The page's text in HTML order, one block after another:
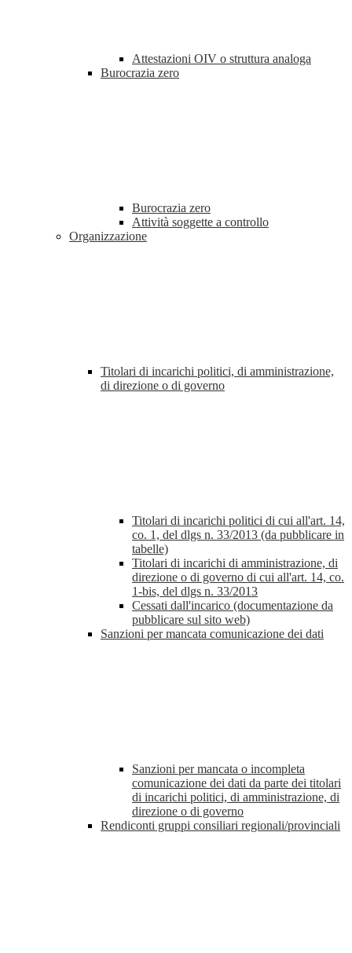
Attestazioni OIV o struttura analoga
Burocrazia zero
Burocrazia zero
Attività soggette a controllo
Organizzazione
Titolari di incarichi politici, di amministrazione,
di direzione o di governo
Titolari di incarichi politici di cui all'art. 14,
co. 1, del dlgs n. 33/2013 (da pubblicare in
tabelle)
Titolari di incarichi di amministrazione, di
direzione o di governo di cui all'art. 14, co.
1-bis, del dlgs n. 33/2013
Cessati dall'incarico (documentazione da
pubblicare sul sito web)
Sanzioni per mancata comunicazione dei dati
Sanzioni per mancata o incompleta
comunicazione dei dati da parte dei titolari
di incarichi politici, di amministrazione, di
direzione o di governo
Rendiconti gruppi consiliari regionali/provinciali